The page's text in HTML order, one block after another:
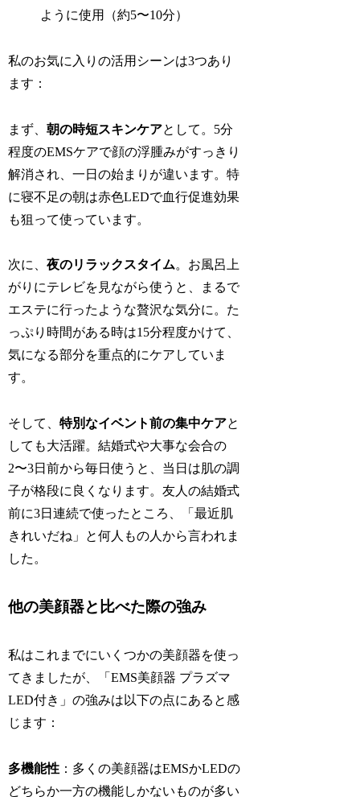
ように使用（約5〜10分）
私のお気に入りの活用シーンは3つあり
ます：
まず、朝の時短スキンケアとして。5分
程度のEMSケアで顔の浮腫みがすっきり
解消され、一日の始まりが違います。特
に寝不足の朝は赤色LEDで血行促進効果
も狙って使っています。
次に、夜のリラックスタイム。お風呂上
がりにテレビを見ながら使うと、まるで
エステに行ったような贅沢な気分に。た
っぷり時間がある時は15分程度かけて、
気になる部分を重点的にケアしていま
す。
そして、特別なイベント前の集中ケアと
しても大活躍。結婚式や大事な会合の
2〜3日前から毎日使うと、当日は肌の調
子が格段に良くなります。友人の結婚式
前に3日連続で使ったところ、「最近肌
きれいだね」と何人もの人から言われま
した。
他の美顔器と比べた際の強み
私はこれまでにいくつかの美顔器を使っ
てきましたが、「EMS美顔器 プラズマ
LED付き」の強みは以下の点にあると感
じます：
多機能性 ：多くの美顔器はEMSかLEDの
どちらか一方の機能しかないものが多い